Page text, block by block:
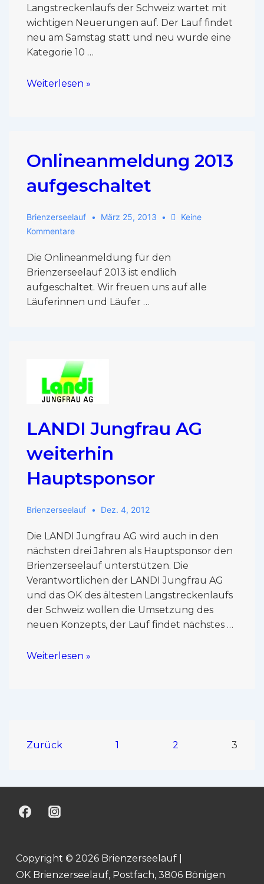
Langstreckenlaufs der Schweiz wartet mit
wichtigen Neuerungen auf. Der Lauf findet
neu am Samstag statt und neu wurde eine
Kategorie 10 …
Weiterlesen »
Onlineanmeldung 2013
aufgeschaltet
Brienzerseelauf März 25, 2013
Keine
Kommentare
Die Onlineanmeldung für den
Brienzerseelauf 2013 ist endlich
aufgeschaltet. Wir freuen uns auf alle
Läuferinnen und Läufer …
LANDI Jungfrau AG
weiterhin
Hauptsponsor
Brienzerseelauf Dez. 4, 2012
Die LANDI Jungfrau AG wird auch in den
nächsten drei Jahren als Hauptsponsor den
Brienzerseelauf unterstützen. Die
Verantwortlichen der LANDI Jungfrau AG
und das OK des ältesten Langstreckenlaufs
der Schweiz wollen die Umsetzung des
neuen Konzepts, der Lauf findet nächstes …
Weiterlesen »
Zurück 1 2 3
Copyright © 2026 Brienzerseelauf |
OK Brienzerseelauf, Postfach, 3806 Bönigen